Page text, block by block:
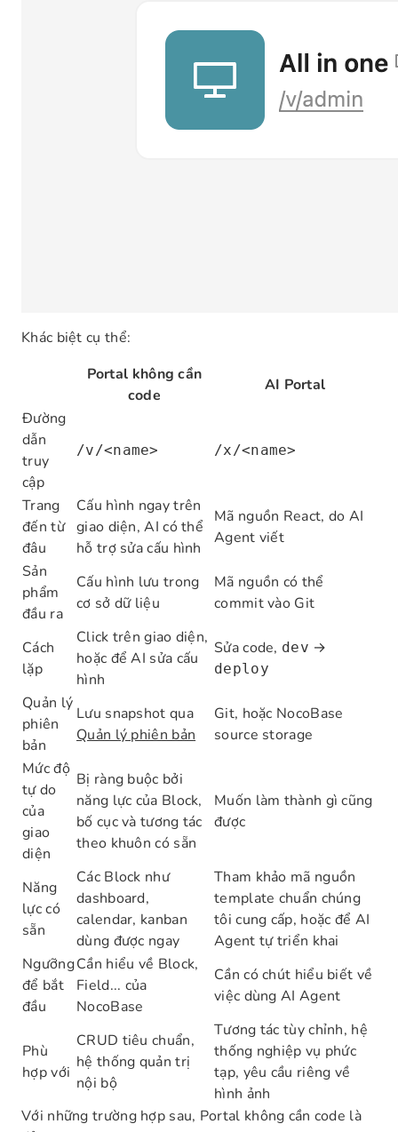
Khác biệt cụ thể:
Portal không cần
code
AI Portal
Đường
dẫn
truy
cập
/v/<name> /x/<name>
Trang
đến từ
đâu
Cấu hình ngay trên
giao diện, AI có thể
hỗ trợ sửa cấu hình
Mã nguồn React, do AI
Agent viết
Sản
phẩm
đầu ra
Cấu hình lưu trong
cơ sở dữ liệu
Mã nguồn có thể
commit vào Git
Cách
lặp
Click trên giao diện,
hoặc để AI sửa cấu
hình
Sửa code, dev →
deploy
Quản lý
phiên
bản
Lưu snapshot qua
Quản lý phiên bản
Git, hoặc NocoBase
source storage
Mức độ
tự do
của
giao
diện
Bị ràng buộc bởi
năng lực của Block,
bố cục và tương tác
theo khuôn có sẵn
Muốn làm thành gì cũng
được
Năng
lực có
sẵn
Các Block như
dashboard,
calendar, kanban
dùng được ngay
Tham khảo mã nguồn
template chuẩn chúng
tôi cung cấp, hoặc để AI
Agent tự triển khai
Ngưỡng
để bắt
đầu
Cần hiểu về Block,
Field... của
NocoBase
Cần có chút hiểu biết về
việc dùng AI Agent
Phù
hợp với
CRUD tiêu chuẩn,
hệ thống quản trị
nội bộ
Tương tác tùy chỉnh, hệ
thống nghiệp vụ phức
tạp, yêu cầu riêng về
hình ảnh
Với những trường hợp sau, Portal không cần code là